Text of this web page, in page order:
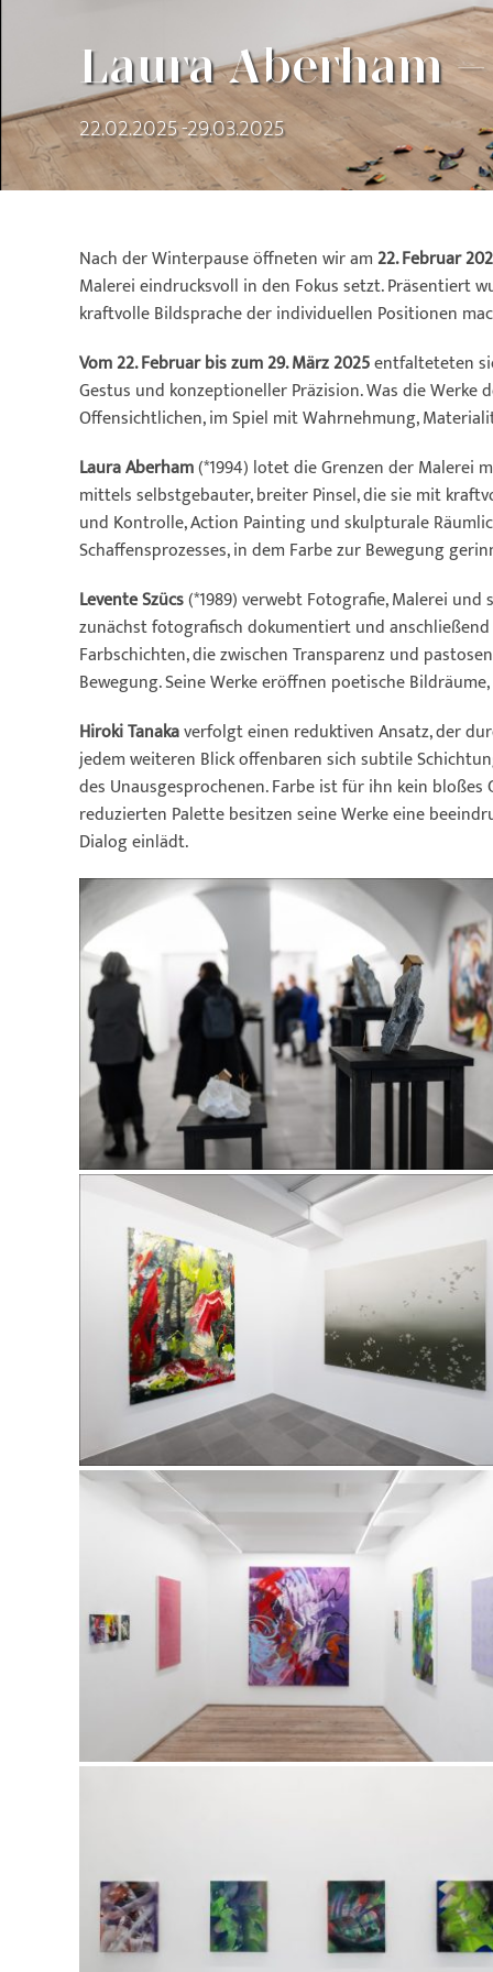
Laura Aberham
22.02.2025 -29.03.2025
Nach der Winterpause öffneten wir am22. Februar
Malerei eindrucksvoll in den Fokus setzt. Präsentiert
kraftvolle Bildsprache der individuellen Positionen
Vom 22. Februar bis zum 29. März 2025entfalteteten
Gestus und konzeptioneller Präzision. Was die
Offensichtlichen, im Spiel mit Wahrnehmung,
Laura Aberham(*1994) lotet die Grenzen der Malerei
mittels selbstgebauter, breiter Pinsel, die sie mit
und Kontrolle, Action Painting und skulpturale
Schaffensprozesses, in dem Farbe zur Bewegung
Levente Szücs(*1989) verwebt Fotografie, Malerei und
zunächst fotografisch dokumentiert und
Farbschichten, die zwischen Transparenz und
Bewegung. Seine Werke eröffnen poetische
Hiroki Tanakaverfolgt einen reduktiven Ansatz, der
jedem weiteren Blick offenbaren sich subtile
des Unausgesprochenen. Farbe ist für ihn kein
reduzierten Palette besitzen seine Werke eine
Dialog einlädt.